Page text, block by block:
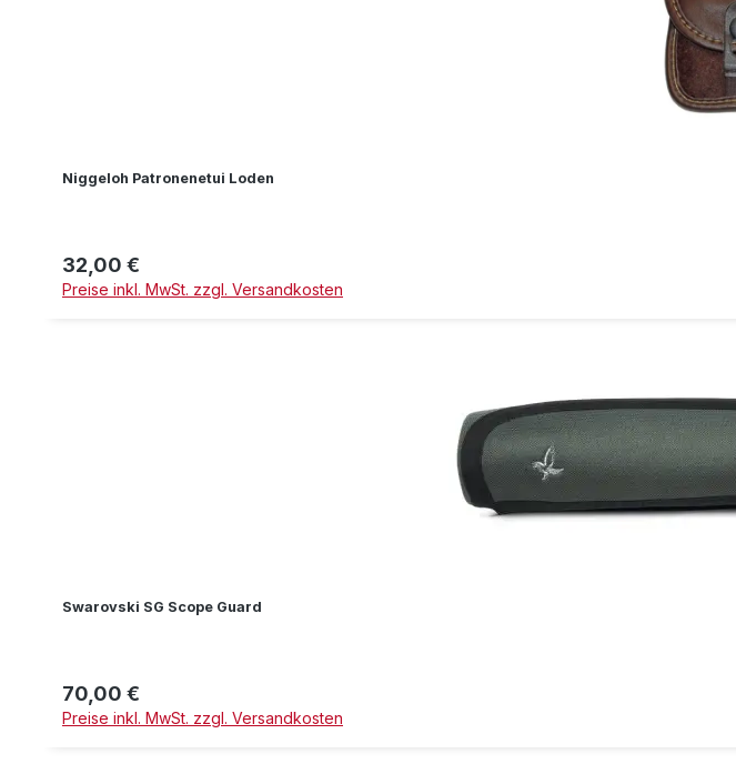
Niggeloh Patronenetui Loden
Regulärer Preis:
32,00 €
Preise inkl. MwSt. zzgl. Versandkosten
Swarovski SG Scope Guard
Regulärer Preis:
70,00 €
Preise inkl. MwSt. zzgl. Versandkosten